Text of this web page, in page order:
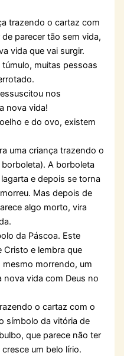
trazendo o cartaz com
parecer tão sem vida,
vida que vai surgir.
muitas pessoas
nos
nova vida!
e do ovo, existem
uma criança trazendo o
A borboleta
e depois se torna
Mas depois de
algo morto, vira
da Páscoa. Este
Cristo e lembra que
morrendo, um
nova vida com Deus no
o cartaz com o
símbolo da vitória de
que parece não ter
um belo lírio.